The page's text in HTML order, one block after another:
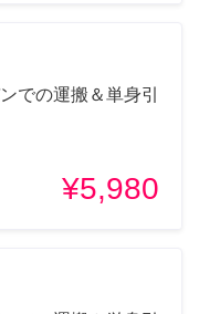
での運搬＆単身引
¥5,980